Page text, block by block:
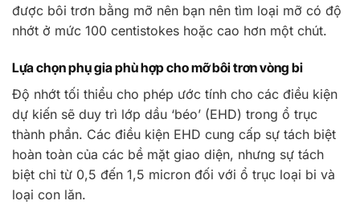
được bôi trơn bằng mỡ nên bạn nên tìm loại mỡ có độ
nhớt ở mức 100 centistokes hoặc cao hơn một chút.
Lựa chọn phụ gia phù hợp cho mỡ bôi trơn vòng bi
Độ nhớt tối thiểu cho phép ước tính cho các điều kiện
dự kiến ​​sẽ duy trì lớp dầu ‘béo’ (EHD) trong ổ trục
thành phần. Các điều kiện EHD cung cấp sự tách biệt
hoàn toàn của các bề mặt giao diện, nhưng sự tách
biệt chỉ từ 0,5 đến 1,5 micron đối với ổ trục loại bi và
loại con lăn.